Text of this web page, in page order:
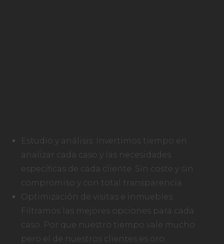
Estudio y análisis: Invertimos tiempo en
analizar cada caso y las necesidades
específicas de cada cliente. Sin coste y sin
compromiso y con total transparencia.
Optimización de visitas e inmuebles:
Filtramos las mejores opciones para cada
caso. Por que nuestro tiempo vale mucho
pero el de nuestros clientes es oro.